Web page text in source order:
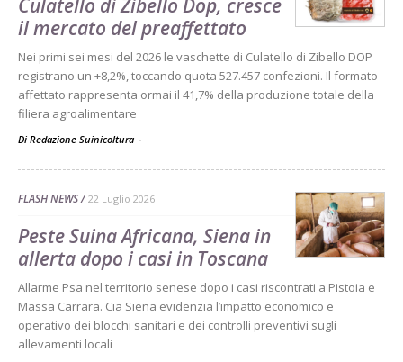
Culatello di Zibello Dop, cresce
il mercato del preaffettato
Nei primi sei mesi del 2026 le vaschette di Culatello di Zibello DOP
registrano un +8,2%, toccando quota 527.457 confezioni. Il formato
affettato rappresenta ormai il 41,7% della produzione totale della
filiera agroalimentare
Di Redazione Suinicoltura -
FLASH NEWS 22 Luglio 2026
Peste Suina Africana, Siena in
allerta dopo i casi in Toscana
Allarme Psa nel territorio senese dopo i casi riscontrati a Pistoia e
Massa Carrara. Cia Siena evidenzia l’impatto economico e
operativo dei blocchi sanitari e dei controlli preventivi sugli
allevamenti locali